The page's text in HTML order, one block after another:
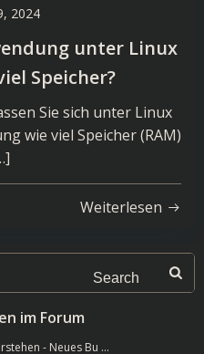
2024
unter Linux
Speicher?
Sie sich unter Linux
wie viel Speicher (RAM)
Weiterlesen
im Forum
- Neues Bu …